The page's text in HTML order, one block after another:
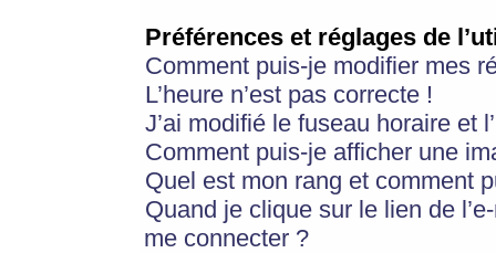
Préférences et réglages de
Comment puis-je modifier mes
L’heure n’est pas correcte !
J’ai modifié le fuseau horaire et
Comment puis-je afficher une
Quel est mon rang et comment
Quand je clique sur le lien de
me connecter ?